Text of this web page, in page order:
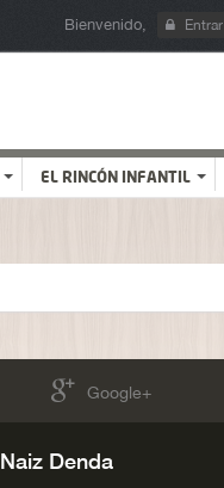
Bienvenido, Entrar
EL RINCÓN INFANTIL
Google+
Naiz Denda